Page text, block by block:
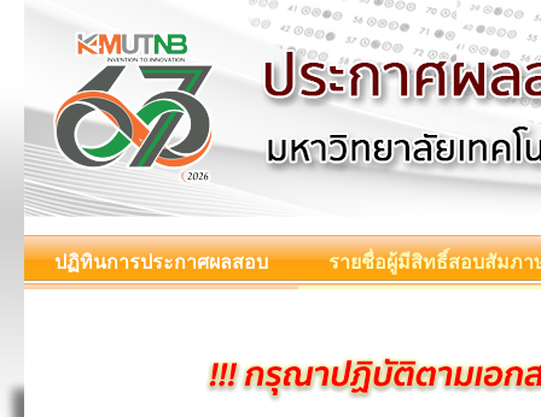
ปฏิทินการประกาศผลสอบ รายชื่อผู้มีสิทธิ์สอบสัมภ